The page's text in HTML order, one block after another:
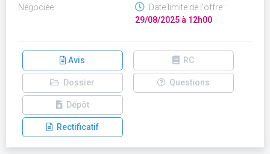
Négociée
Date limite de l'offre :
29/08/2025 à 12h00
Avis RC
Dossier Questions
Dépôt
Rectificatif